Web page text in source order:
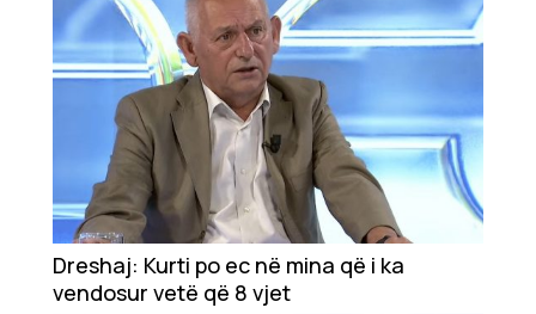
Dreshaj: Kurti po ec në mina që i ka
vendosur vetë që 8 vjet